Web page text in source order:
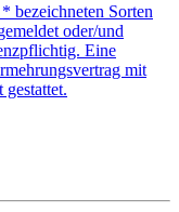
bezeichneten Sorten
oder/und
Eine
mit